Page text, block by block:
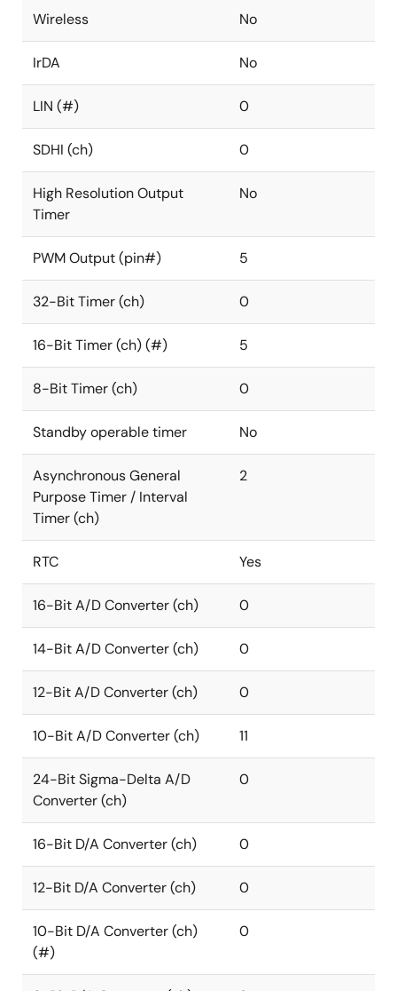
Wireless No
IrDA No
LIN (#) 0
SDHI (ch) 0
High Resolution Output
Timer
No
PWM Output (pin#) 5
32-Bit Timer (ch) 0
16-Bit Timer (ch) (#) 5
8-Bit Timer (ch) 0
Standby operable timer No
Asynchronous General
Purpose Timer / Interval
Timer (ch)
2
RTC Yes
16-Bit A/D Converter (ch) 0
14-Bit A/D Converter (ch) 0
12-Bit A/D Converter (ch) 0
10-Bit A/D Converter (ch) 11
24-Bit Sigma-Delta A/D
Converter (ch)
0
16-Bit D/A Converter (ch) 0
12-Bit D/A Converter (ch) 0
10-Bit D/A Converter (ch)
(#)
0